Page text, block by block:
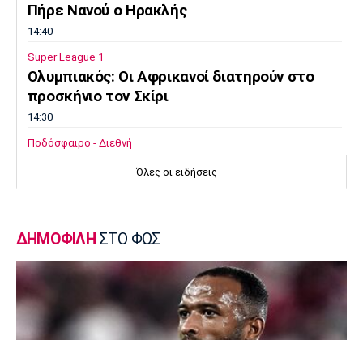
Πήρε Νανού ο Ηρακλής
14:40
Super League 1
Ολυμπιακός: Οι Αφρικανοί διατηρούν στο
προσκήνιο τον Σκίρι
14:30
Ποδόσφαιρο - Διεθνή
Ολοκληρώνει τη μεταγραφή του Ντιομαντέ
Παναθηναϊκός: Σε φουλ ρυθμούς ο Λιβάι
14:10
Super League 1
«Παίρνει Ντίκμαν ο ΟΦΗ»
Όλες οι ειδήσεις
ΔΗΜΟΦΙΛΗ ΣΤΟ ΦΩΣ